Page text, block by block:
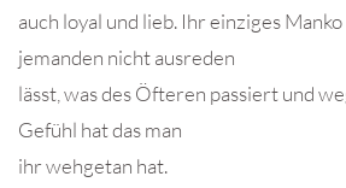
auch loyal und lieb. Ihr einziges
jemanden nicht ausreden
lässt, was des Öfteren passiert und
Gefühl hat das man
ihr wehgetan hat.